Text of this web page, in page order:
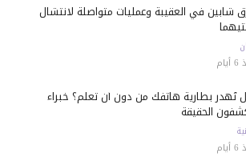
شابين في العقيبة وعمليات متواصلة لانتشال
تُهدر بطارية هاتفك من دون أن تعلم؟ خبراء
الحقيقة